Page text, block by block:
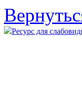
Ресурс для